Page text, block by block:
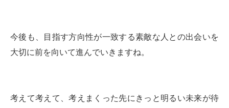
今後も、目指す方向性が一致する素敵な人との出会いを
大切に前を向いて進んでいきますね。
考えて考えて、考えまくった先にきっと明るい未来が待